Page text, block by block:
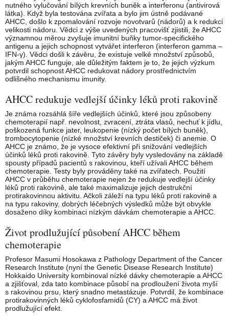
nutného vylučování bílých krevních buněk a interferonu (antivirová
látka). Když byla testována zvířata a bylo jim ústně podávané
AHCC, došlo k zpomalování rozvoje novotvarů (nádorů) a k redukci
velikosti nádoru. Vědci z výše uvedených pracovišť zjistili, že AHCC
významnou měrou zvyšuje imunitní buňky tumor-specifického
antigenu a jejich schopnost vytvářet interferon (interferon gamma –
IFN-γ). Vědci došli k závěru, že existuje velké množství způsobů,
jakým AHCC funguje, ale důležitým faktem je to, že jejich výzkum
potvrdil schopnost AHCC redukovat nádory prostřednictvím
odlišného mechanismu imunity.
AHCC redukuje vedlejší účinky léků proti rakovině
Je známa rozsáhlá šíře vedlejších účinků, které jsou způsobeny
chemoterapií např. nevolnost, zvracení, ztráta vlasů, nechuť k jídlu,
poškozená funkce jater, leukopenie (nízký počet bílých buněk),
trombocytopenie (nízké množství krevních destiček) či anemie. O
AHCC je známo, že je vysoce efektivní při snižování vedlejších
účinků léků proti rakovině. Tyto závěry byly vysledovány na základě
spousty případů pacientů s rakovinou, kteří užívali AHCC během
chemoterapie. Testy byly prováděny také na zvířatech. Použití
AHCC v průběhu chemoterapie nejen že redukuje vedlejší účinky
léků proti rakovině, ale také maximalizuje jejich destrukční
protirakovinnou aktivitu. Ačkoli záleží na typu léků proti rakovině a
na typu rakoviny, dobrých léčebných výsledků může být obvykle
dosaženo díky kombinaci nízkým dávkám chemoterapie a AHCC.
Život prodlužující působení AHCC během
chemoterapie
Profesor Masumi Hosokawa z Pathology Department of the Cancer
Research Institute (nyní the Genetic Disease Research Institute)
Hokkaido University kombinoval nízké dávky chemoterapie a AHCC
a zjišťoval, zda tato kombinace působí na prodloužení života myší
s rakovinou prsu, který snadno metastázuje. Potvrdil, že kombinace
protirakovinných léků cyklofosfamidů (CY) a AHCC má život
prodlužující efekt.